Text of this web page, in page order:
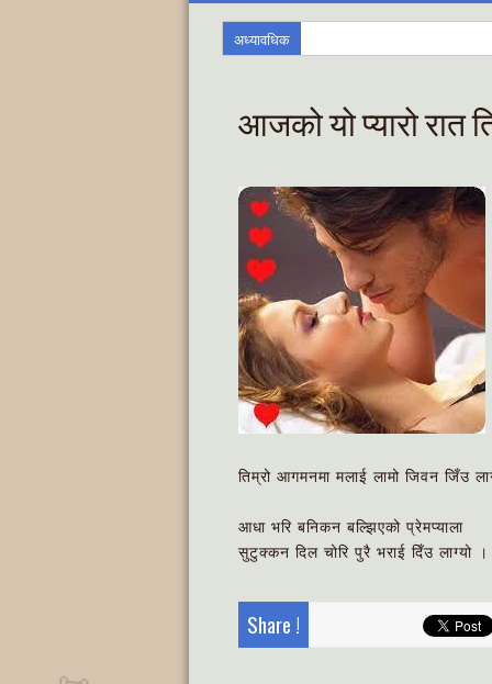
अध्यावधिक
आजको यो प्यारो रात
तिम्रो आगमनमा मलाई लामो जिवन जिँउ
आधा भरि बनिकन बल्झिएको प्रेमप्याला
सुटुक्कन दिल चोरि पुरै भराई दिँउ लाग्यो
Share !